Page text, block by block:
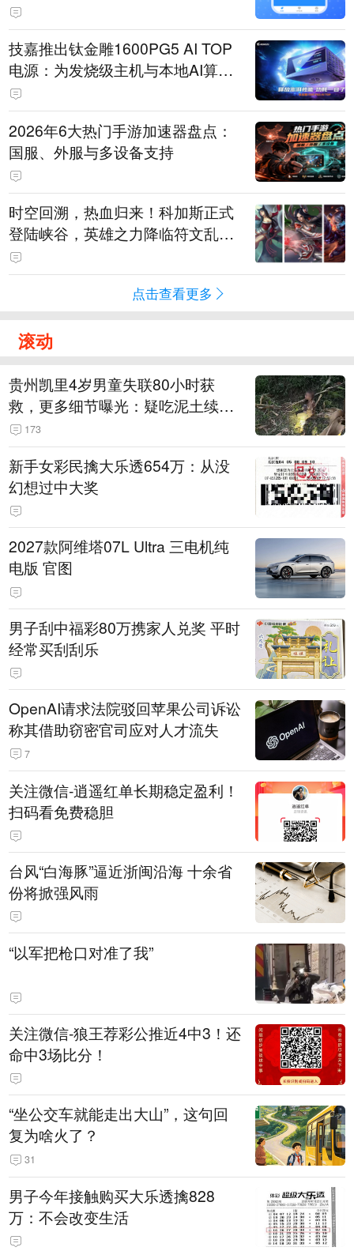
技嘉推出钛金雕1600PG5 AI TOP
电源：为发烧级主机与本地AI算力
打造旗舰供电方案
2026年6大热门手游加速器盘点：
国服、外服与多设备支持
时空回溯，热血归来！科加斯正式
登陆峡谷，英雄之力降临符文乱
斗！
点击查看更多
滚动
贵州凯里4岁男童失联80小时获
救，更多细节曝光：疑吃泥土续
命，搜救至20米附近错过多找3天
173
新手女彩民擒大乐透654万：从没
幻想过中大奖
2027款阿维塔07L Ultra 三电机纯
电版 官图
男子刮中福彩80万携家人兑奖 平时
经常买刮刮乐
OpenAI请求法院驳回苹果公司诉讼
称其借助窃密官司应对人才流失
7
关注微信-逍遥红单长期稳定盈利！
扫码看免费稳胆
台风“白海豚”逼近浙闽沿海 十余省
份将掀强风雨
“以军把枪口对准了我”
关注微信-狼王荐彩公推近4中3！还
命中3场比分！
“坐公交车就能走出大山”，这句回
复为啥火了？
31
男子今年接触购买大乐透擒828
万：不会改变生活